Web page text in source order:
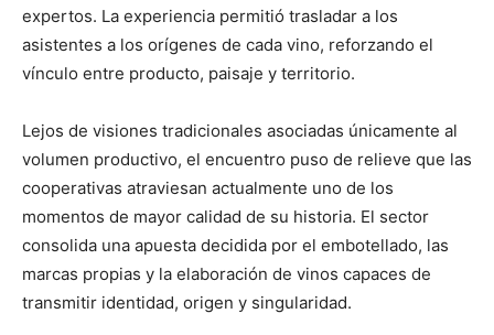
expertos. La experiencia permitió trasladar a los
asistentes a los orígenes de cada vino, reforzando el
vínculo entre producto, paisaje y territorio.
Lejos de visiones tradicionales asociadas únicamente al
volumen productivo, el encuentro puso de relieve que las
cooperativas atraviesan actualmente uno de los
momentos de mayor calidad de su historia. El sector
consolida una apuesta decidida por el embotellado, las
marcas propias y la elaboración de vinos capaces de
transmitir identidad, origen y singularidad.